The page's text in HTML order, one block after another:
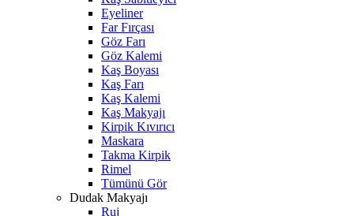
Eyeliner
Far Fırçası
Göz Farı
Göz Kalemi
Kaş Boyası
Kaş Farı
Kaş Kalemi
Kaş Makyajı
Kirpik Kıvırıcı
Maskara
Takma Kirpik
Rimel
Tümünü Gör
Dudak Makyajı
Ruj